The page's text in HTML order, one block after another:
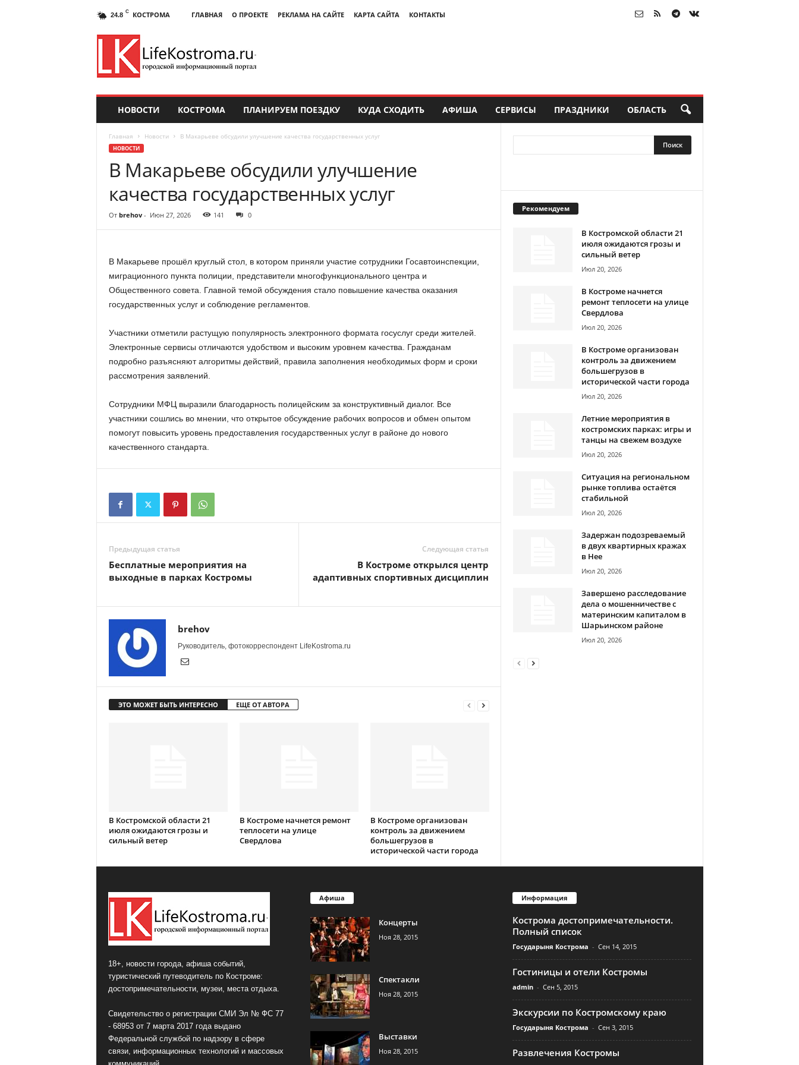
24.8 C КОСТРОМА ГЛАВНАЯ О ПРОЕКТЕ РЕКЛАМА НА САЙТЕ КАРТА САЙТА КОНТАКТЫ
НОВОСТИ КОСТРОМА ПЛАНИРУЕМ ПОЕЗДКУ КУДА СХОДИТЬ АФИША СЕРВИСЫ ПРАЗДНИКИ ОБЛАСТЬ
Главная Новости В Макарьеве обсудили улучшение качества государственных услуг
НОВОСТИ
В Макарьеве обсудили улучшение
качества государственных услуг
От brehov- Июн 27, 2026 141 0
В Макарьеве прошёл круглый стол, в котором приняли участие сотрудники Госавтоинспекции,
миграционного пункта полиции, представители многофункционального центра и
Общественного совета. Главной темой обсуждения стало повышение качества оказания
государственных услуг и соблюдение регламентов.
Участники отметили растущую популярность электронного формата госуслуг среди жителей.
Электронные сервисы отличаются удобством и высоким уровнем качества. Гражданам
подробно разъясняют алгоритмы действий, правила заполнения необходимых форм и сроки
рассмотрения заявлений.
Сотрудники МФЦ выразили благодарность полицейским за конструктивный диалог. Все
участники сошлись во мнении, что открытое обсуждение рабочих вопросов и обмен опытом
помогут повысить уровень предоставления государственных услуг в районе до нового
качественного стандарта.
Предыдущая статья
Бесплатные мероприятия на
выходные в парках Костромы
Следующая статья
В Костроме открылся центр
адаптивных спортивных дисциплин
brehov
Руководитель, фотокорреспондент LifeKostroma.ru
ЭТО МОЖЕТ БЫТЬ ИНТЕРЕСНО ЕЩЕ ОТ АВТОРА
В Костромской области 21
июля ожидаются грозы и
сильный ветер
В Костроме начнется ремонт
теплосети на улице
Свердлова
В Костроме организован
контроль за движением
большегрузов в
исторической части города
Рекомендуем
В Костромской области 21
июля ожидаются грозы и
сильный ветер
Июл 20, 2026
В Костроме начнется
ремонт теплосети на улице
Свердлова
Июл 20, 2026
В Костроме организован
контроль за движением
большегрузов в
исторической части города
Июл 20, 2026
Летние мероприятия в
костромских парках: игры и
танцы на свежем воздухе
Июл 20, 2026
Ситуация на региональном
рынке топлива остаётся
стабильной
Июл 20, 2026
Задержан подозреваемый
в двух квартирных кражах
в Нее
Июл 20, 2026
Завершено расследование
дела о мошенничестве с
материнским капиталом в
Шарьинском районе
Июл 20, 2026
18+, новости города, афиша событий,
туристический путеводитель по Костроме:
достопримечательности, музеи, места отдыха.
Свидетельство о регистрации СМИ Эл № ФС 77
- 68953 от 7 марта 2017 года выдано
Федеральной службой по надзору в сфере
связи, информационных технологий и массовых
Афиша
Концерты
Ноя 28, 2015
Спектакли
Ноя 28, 2015
Выставки
Ноя 28, 2015
Информация
Кострома достопримечательности.
Полный список
Государыня Кострома - Сен 14, 2015
Гостиницы и отели Костромы
admin - Сен 5, 2015
Экскурсии по Костромскому краю
Государыня Кострома - Сен 3, 2015
Развлечения Костромы